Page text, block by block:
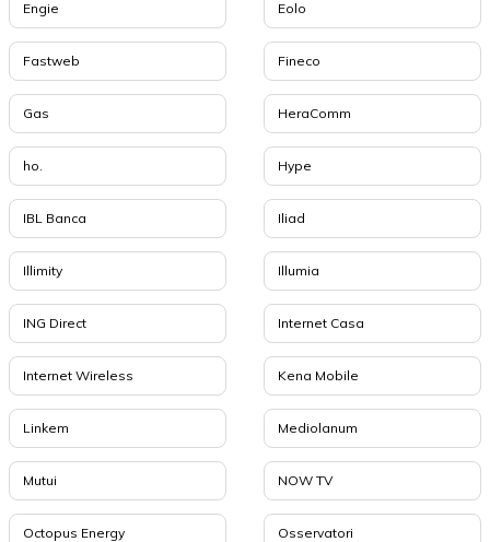
Engie Eolo
Fastweb Fineco
Gas HeraComm
ho. Hype
IBL Banca Iliad
Illimity Illumia
ING Direct Internet Casa
Internet Wireless Kena Mobile
Linkem Mediolanum
Mutui NOW TV
Octopus Energy Osservatori